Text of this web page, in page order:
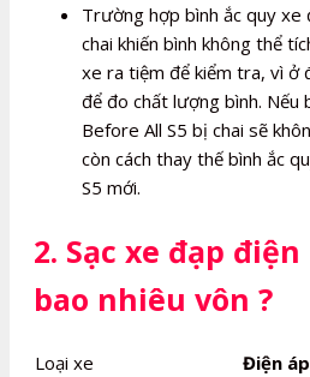
Trường hợp bình ắc quy xe
chai khiến bình không thể
xe ra tiệm để kiểm tra, vì ở
để đo chất lượng bình. Nếu
Before All S5 bị chai sẽ
còn cách thay thế bình ắc
S5 mới.
2. Sạc xe đạp
bao nhiêu vôn ?
Loại xe Điện áp